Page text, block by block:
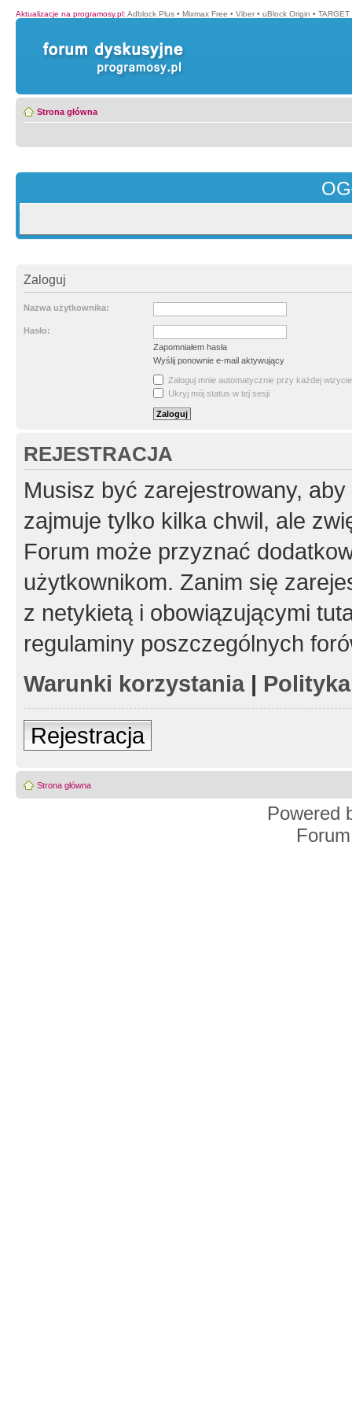
Aktualizacje na programosy.pl: Adblock Plus • Mixmax Free • Viber • uBlock Origin •
Strona główna
Zaloguj
Nazwa użytkownika:
Hasło:
Zapomniałem hasła
Wyślij ponownie e-mail aktywujący
Zaloguj mnie automatycznie przy każdej wizycie
Ukryj mój status w tej sesji
REJESTRACJA
Musisz być zarejestrowany,
zajmuje tylko kilka chwil, ale
Forum może przyznać
użytkownikom. Zanim się
z netykietą i obowiązującymi
regulaminy poszczególnych
Warunki korzystania|
Rejestracja
Strona główna
Powered